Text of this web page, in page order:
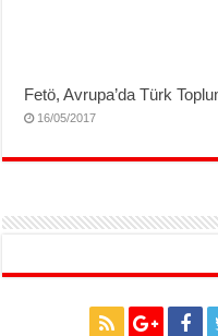
Fetö, Avrupa’da Türk
16/05/2017